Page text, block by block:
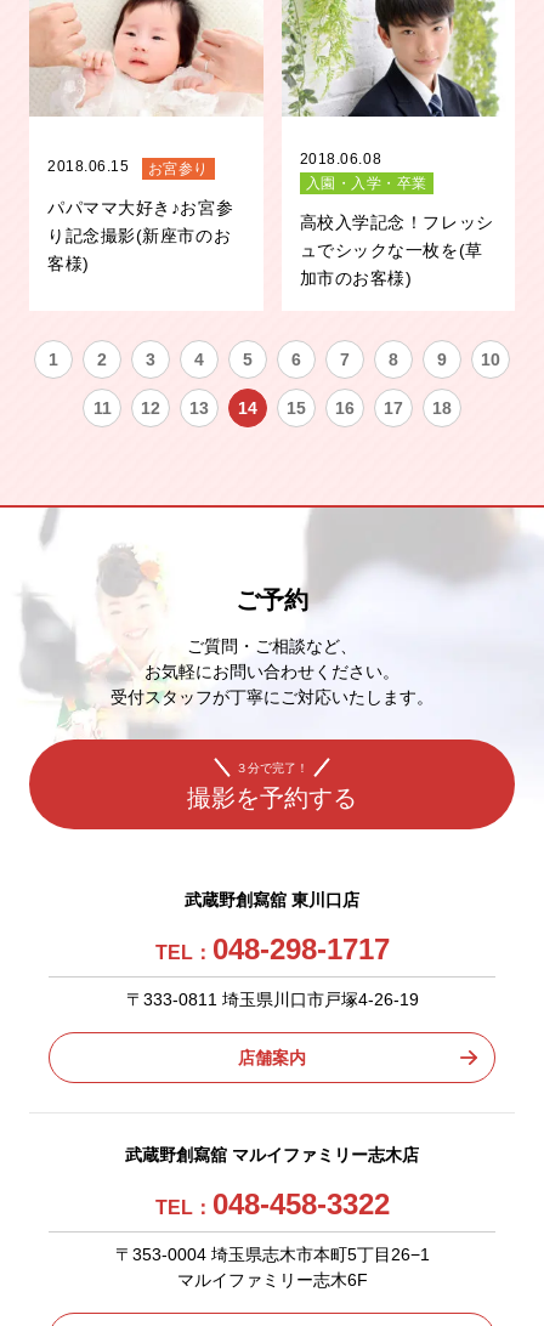
2018.06.15 お宮参り
パパママ大好き♪お宮参
り記念撮影(新座市のお
客様)
2018.06.08
入園・入学・卒業
高校入学記念！フレッシ
ュでシックな一枚を(草
加市のお客様)
1 2 3 4 5 6 7 8 9 10
11 12 13 14 15 16 17 18
ご予約
ご質問・ご相談など、
お気軽にお問い合わせください。
受付スタッフが丁寧にご対応いたします。
３分で完了！
撮影を予約する
武蔵野創寫舘 東川口店
TEL： 048-298-1717
〒333-0811 埼玉県川口市戸塚4-26-19
店舗案内
武蔵野創寫舘 マルイファミリー志木店
TEL： 048-458-3322
〒353-0004 埼玉県志木市本町5丁目26−1
マルイファミリー志木6F